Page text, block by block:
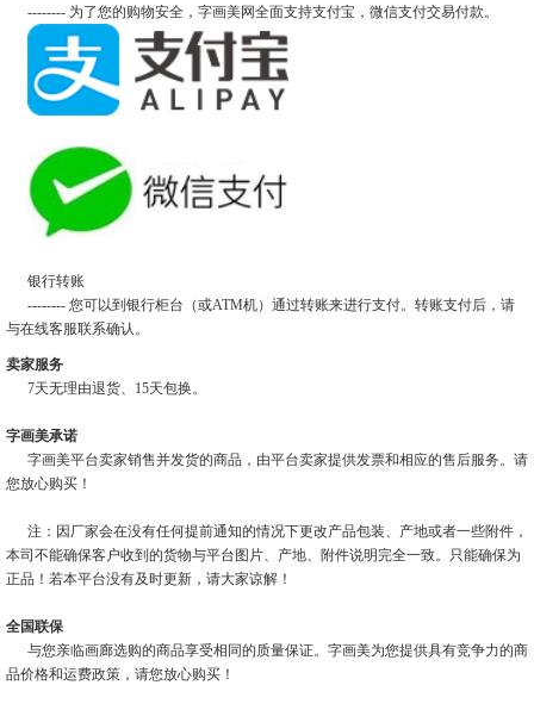
-------- 为了您的购物安全，字画美网全面支持支付宝，微信支付交易付款。
银行转账
-------- 您可以到银行柜台（或ATM机）通过转账来进行支付。转账支付后，请
与在线客服联系确认。
卖家服务
7天无理由退货、15天包换。
字画美承诺
字画美平台卖家销售并发货的商品，由平台卖家提供发票和相应的售后服务。请
您放心购买！
注：因厂家会在没有任何提前通知的情况下更改产品包装、产地或者一些附件，
本司不能确保客户收到的货物与平台图片、产地、附件说明完全一致。只能确保为
正品！若本平台没有及时更新，请大家谅解！
全国联保
与您亲临画廊选购的商品享受相同的质量保证。字画美为您提供具有竞争力的商
品价格和运费政策，请您放心购买！